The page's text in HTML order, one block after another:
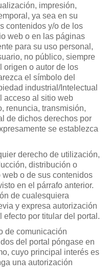
impresión,
ya sea en su
contenidos y/o de los
web o en las páginas
para su uso personal,
no público, siempre
origen o autor de los
el símbolo del
industrial/Intelectual
acceso al sitio web
renuncia, transmisión,
de dichos derechos por
se establezca
derecho de utilización,
distribución o
o de sus contenidos
en el párrafo anterior.
de cualesquiera
y expresa autorización
por titular del portal.
de comunicación
del portal póngase en
cuyo principal interés es
una autorización